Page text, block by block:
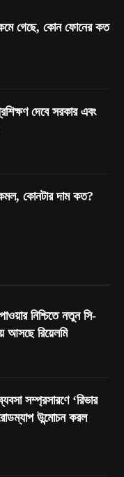
গেছে, কোন ফোনের কত
দেবে সরকার এবং
কোনটার দাম কত?
নিশ্চিতে নতুন সি-
আসছে রিয়েলমি
সম্প্রসারণে ‘রিভার
উন্মোচন করল